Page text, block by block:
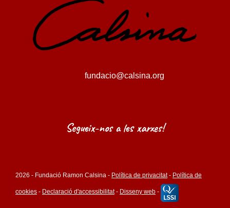
fundacio@calsina.org
Segueix-nos a les xarxes!
2026 - Fundació Ramon Calsina - Política de privacitat- Política de
cookies - Declaració d'accessibilitat- Disseny web -